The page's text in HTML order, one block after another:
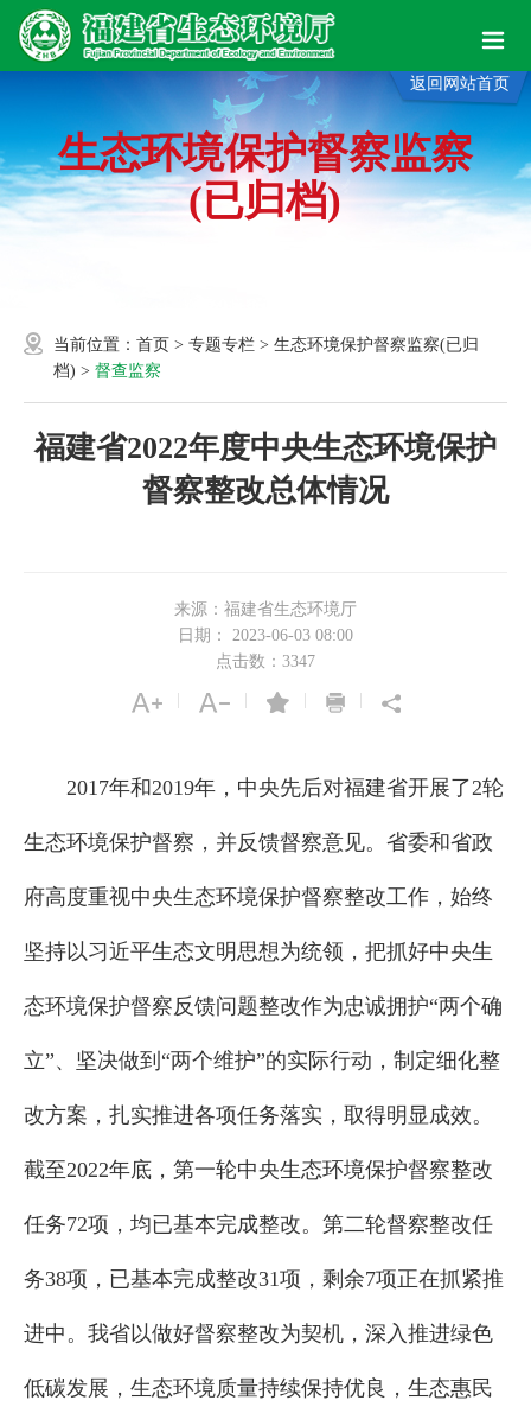
生态环境保护督察监察
(已归档)
返回网站首页
当前位置： 首页 > 专题专栏 > 生态环境保护督察监察(已归
档) > 督查监察
福建省2022年度中央生态环境保护
督察整改总体情况
来源：福建省生态环境厅
日期： 2023-06-03 08:00
点击数： 3347
2017年和2019年，中央先后对福建省开展了2轮
生态环境保护督察，并反馈督察意见。省委和省政
府高度重视中央生态环境保护督察整改工作，始终
坚持以习近平生态文明思想为统领，把抓好中央生
态环境保护督察反馈问题整改作为忠诚拥护“两个确
立”、坚决做到“两个维护”的实际行动，制定细化整
改方案，扎实推进各项任务落实，取得明显成效。
截至2022年底，第一轮中央生态环境保护督察整改
任务72项，均已基本完成整改。第二轮督察整改任
务38项，已基本完成整改31项，剩余7项正在抓紧推
进中。我省以做好督察整改为契机，深入推进绿色
低碳发展，生态环境质量持续保持优良，生态惠民